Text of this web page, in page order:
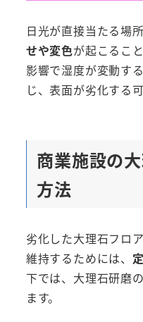
日光が直接当たる場
せや変色が起こるこ
影響で湿度が変動す
じ、表面が劣化する
商業施設の
方法
劣化した大理石フロ
維持するためには、
下では、大理石研磨
ます。